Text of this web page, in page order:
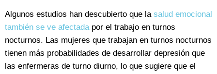
Algunos estudios han descubierto que la salud emocional
también se ve afectadapor el trabajo en turnos
nocturnos. Las mujeres que trabajan en turnos nocturnos
tienen más probabilidades de desarrollar depresión que
las enfermeras de turno diurno, lo que sugiere que el